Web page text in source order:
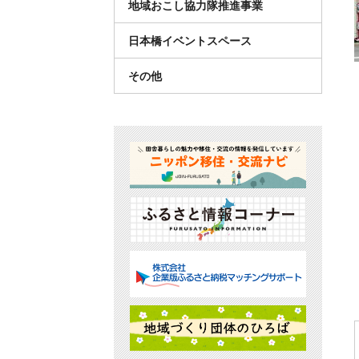
地域おこし協力隊推進事業
日本橋イベントスペース
その他